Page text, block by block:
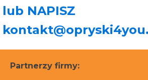
lub NAPISZ
Partnerzy firmy: